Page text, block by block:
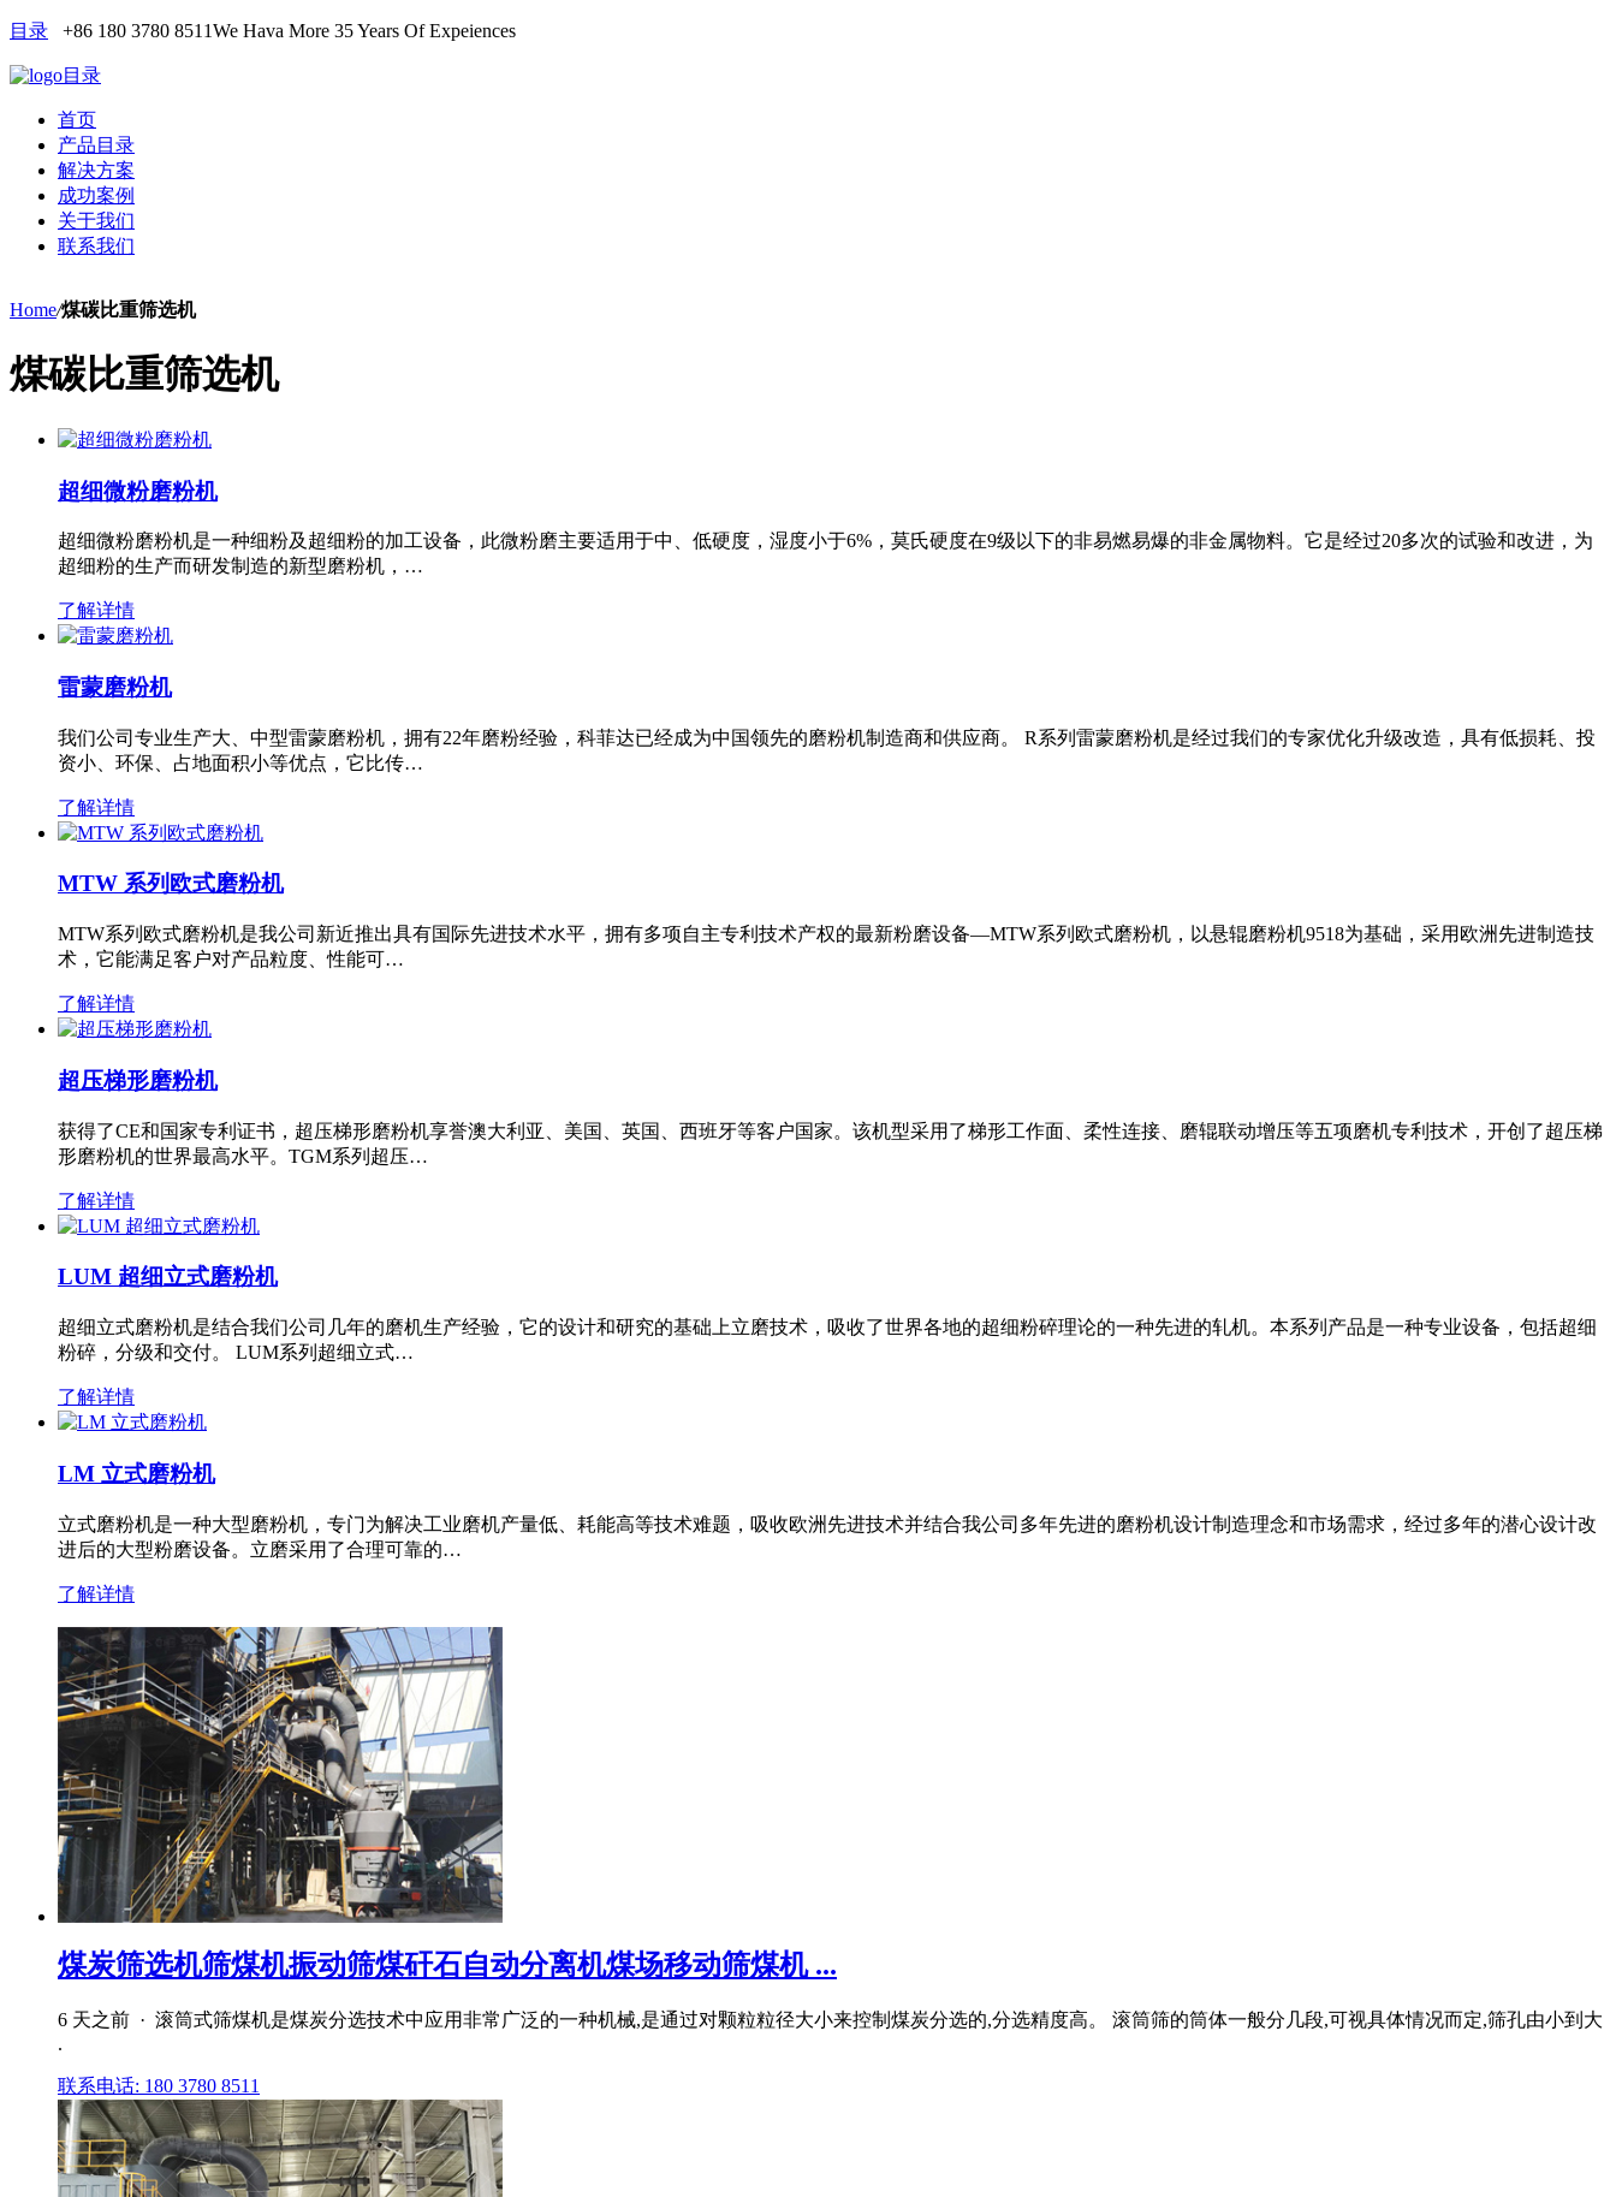
目录 +86 180 3780 8511We Hava More 35 Years Of Expeiences
目录
首页
产品目录
解决方案
成功案例
关于我们
联系我们
Home/煤碳比重筛选机
煤碳比重筛选机
超细微粉磨粉机
超细微粉磨粉机是一种细粉及超细粉的加工设备，此微粉磨主要适用于中、低硬度，湿度小于6%，莫氏硬度在9级以下的非易燃易爆的非金属物料。它是经过20多次的试验和改进，为
超细粉的生产而研发制造的新型磨粉机，…
了解详情
雷蒙磨粉机
我们公司专业生产大、中型雷蒙磨粉机，拥有22年磨粉经验，科菲达已经成为中国领先的磨粉机制造商和供应商。 R系列雷蒙磨粉机是经过我们的专家优化升级改造，具有低损耗、投
资小、环保、占地面积小等优点，它比传…
了解详情
MTW 系列欧式磨粉机
MTW系列欧式磨粉机是我公司新近推出具有国际先进技术水平，拥有多项自主专利技术产权的最新粉磨设备—MTW系列欧式磨粉机，以悬辊磨粉机9518为基础，采用欧洲先进制造技
术，它能满足客户对产品粒度、性能可…
了解详情
超压梯形磨粉机
获得了CE和国家专利证书，超压梯形磨粉机享誉澳大利亚、美国、英国、西班牙等客户国家。该机型采用了梯形工作面、柔性连接、磨辊联动增压等五项磨机专利技术，开创了超压梯
形磨粉机的世界最高水平。TGM系列超压…
了解详情
LUM 超细立式磨粉机
超细立式磨粉机是结合我们公司几年的磨机生产经验，它的设计和研究的基础上立磨技术，吸收了世界各地的超细粉碎理论的一种先进的轧机。本系列产品是一种专业设备，包括超细
粉碎，分级和交付。 LUM系列超细立式…
了解详情
LM 立式磨粉机
立式磨粉机是一种大型磨粉机，专门为解决工业磨机产量低、耗能高等技术难题，吸收欧洲先进技术并结合我公司多年先进的磨粉机设计制造理念和市场需求，经过多年的潜心设计改
进后的大型粉磨设备。立磨采用了合理可靠的…
了解详情
煤炭筛选机筛煤机振动筛煤矸石自动分离机煤场移动筛煤机 ...
6 天之前 · 滚筒式筛煤机是煤炭分选技术中应用非常广泛的一种机械,是通过对颗粒粒径大小来控制煤炭分选的,分选精度高。 滚筒筛的筒体一般分几段,可视具体情况而定,筛孔由小到大
.
联系电话: 180 3780 8511